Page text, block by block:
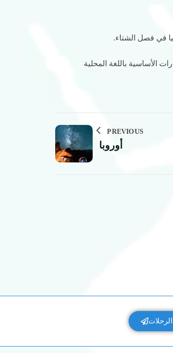
في فصل الشتاء.
الأساسية باللغة المحلية
PREVIOUS
أوروبا